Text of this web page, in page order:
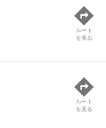
ルート
を見る
ルート
を見る